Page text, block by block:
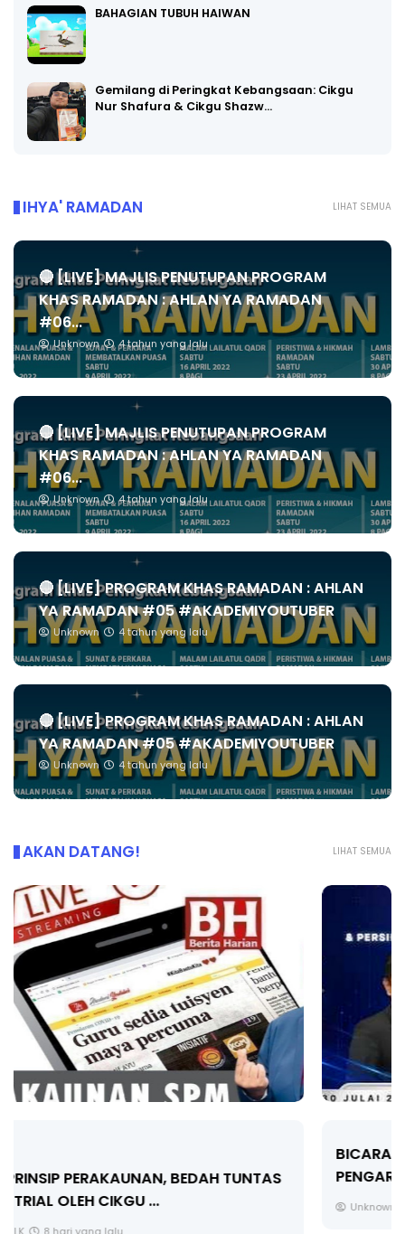
BAHAGIAN TUBUH HAIWAN
Gemilang di Peringkat Kebangsaan: Cikgu
Nur Shafura & Cikgu Shazw…
LIHAT SEMUA
IHYA' RAMADAN
🔴 [LIVE] MAJLIS PENUTUPAN PROGRAM
KHAS RAMADAN : AHLAN YA RAMADAN
#06...
Unknown 4 tahun yang lalu
🔴 [LIVE] MAJLIS PENUTUPAN PROGRAM
KHAS RAMADAN : AHLAN YA RAMADAN
#06...
Unknown 4 tahun yang lalu
🔴 [LIVE] PROGRAM KHAS RAMADAN : AHLAN
YA RAMADAN #05 #AKADEMIYOUTUBER
Unknown 4 tahun yang lalu
🔴 [LIVE] PROGRAM KHAS RAMADAN : AHLAN
YA RAMADAN #05 #AKADEMIYOUTUBER
Unknown 4 tahun yang lalu
LIHAT SEMUA
AKAN DATANG!
PENGARAH PENDIDIKAN MALAYSIA
Unknown 10 hari yang lalu